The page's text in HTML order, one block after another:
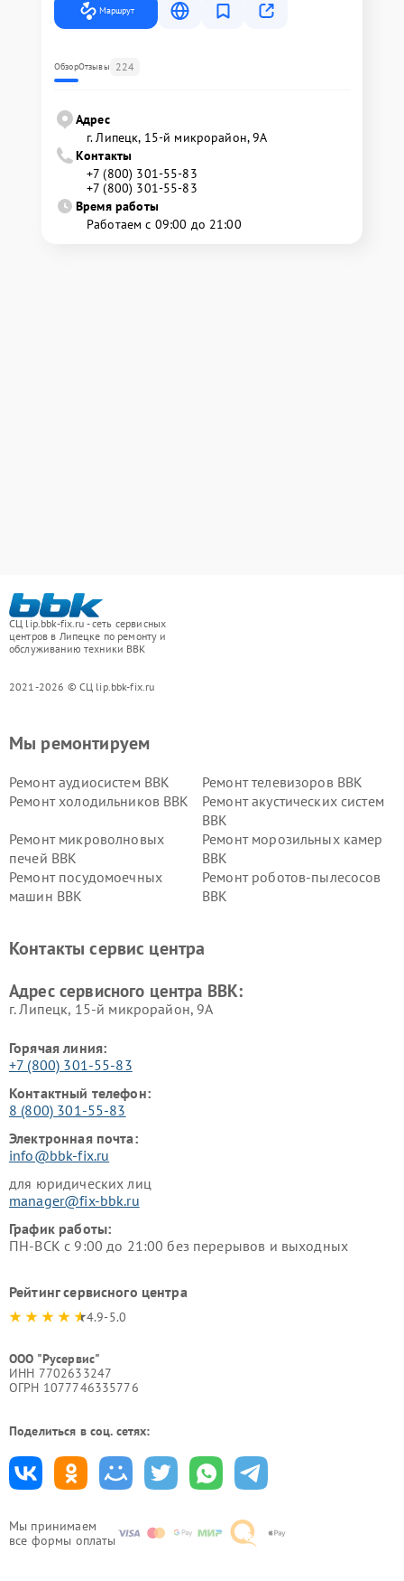
Маршрут
ОбзорОтзывы 224
Адрес
г. Липецк, 15-й микрорайон, 9А
Контакты
+7 (800) 301-55-83
+7 (800) 301-55-83
Время работы
Работаем с 09:00 до 21:00
СЦ lip.bbk-fix.ru - сеть сервисных
центров в Липецке по ремонту и
обслуживанию техники BBK
2021-2026 © СЦ lip.bbk-fix.ru
Мы принимаем
все формы оплаты
Мы ремонтируем
Ремонт аудиосистем BBK
Ремонт телевизоров BBK
Ремонт холодильников BBK
Ремонт акустических систем
BBK
Ремонт микроволновых
печей BBK
Ремонт морозильных камер
BBK
Ремонт посудомоечных
машин BBK
Ремонт роботов-пылесосов
BBK
Ремонт винных шкафов BBK
Контакты сервис центра
Адрес сервисного центра BBK:
г. Липецк, 15-й микрорайон, 9А
Горячая линия:
+7 (800) 301-55-83
Контактный телефон:
8 (800) 301-55-83
Электронная почта:
info@bbk-fix.ru
для юридических лиц
manager@fix-bbk.ru
График работы:
ПН-ВСК с 9:00 до 21:00 без перерывов и выходных
Рейтинг сервисного центра
4.9-5.0
ООО "Русервис"
ИНН 7702633247
ОГРН 1077746335776
Поделиться в соц. сетях: